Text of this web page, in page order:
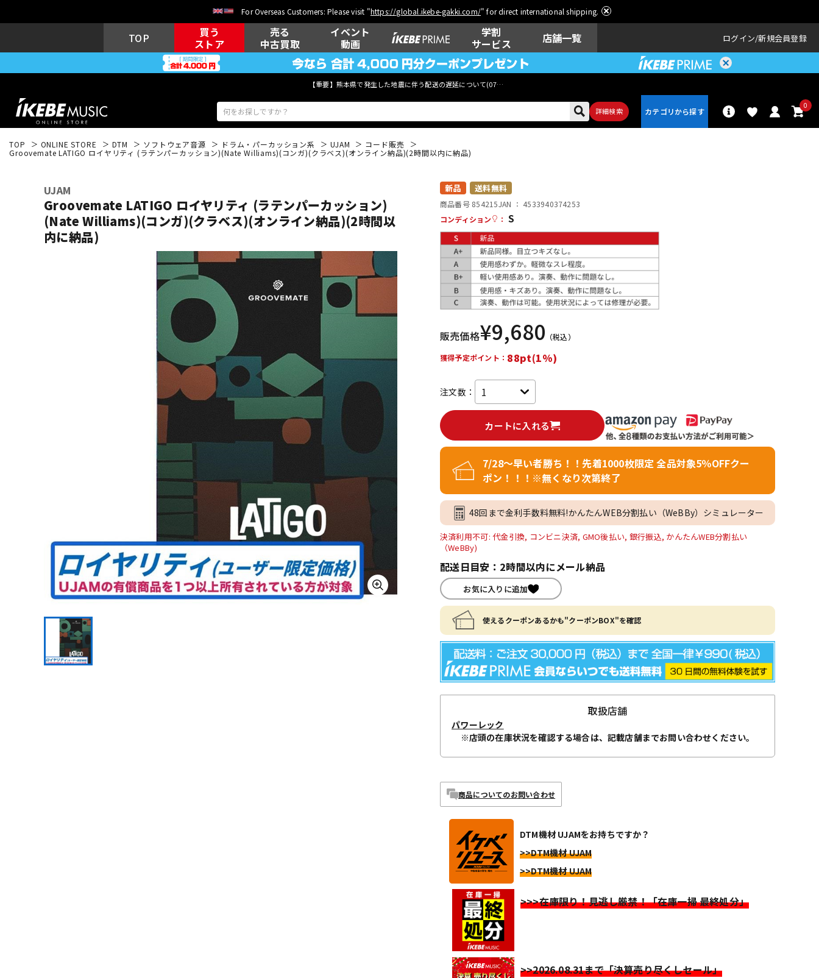
For Overseas Customers: Please visit "https://global.ikebe-gakki.com/" for direct international shipping.
TOP
買う
ストア
売る
中古買取
イベント
動画
学割
サービス
店舗一覧 ログイン 新規会員登録
【重要】熊本県で発生した地震に伴う配送の遅延について(07月29日
詳細検索
0
キーボード 電子ピアノ 管楽器 その他楽器 アンプ
DTM DTM オンラ
イン納品
レコーディン
グ機器
配信/ライブ
機器
ヴィンテージ
TOP ONLINE STORE DTM ソフトウェア音源 ドラム・パーカッション系 UJAM
コード販売
Groovemate LATIGO ロイヤリティ (ラテンパーカッション)(Nate Williams)(コンガ)(クラベス)(オンライン納品)(2時間以内に納品)
UJAM
Groovemate LATIGO ロイヤリティ (ラテンパーカッション)
(Nate Williams)(コンガ)(クラベス)(オンライン納品)(2時間以
内に納品)
新品 送料無料
商品番号 854215JAN ： 4533940374253
コンディション
： S
販売価格¥9,680 （税込）
獲得予定ポイント： 88pt(1%)
注文数：
カートに入れる
7/28～早い者勝ち！！先着1000枚限定 全品対象5％OFFクー
ポン！！！※無くなり次第終了
48回まで金利手数料無料!かんたんWEB分割払い（WeBBy）シミュレーター
決済利用不可: 代金引換, コンビニ決済, GMO後払い, 銀行振込, かんたんWEB分割払い
（WeBBy)
配送日目安：2時間以内にメール納品
お気に入りに追加
使えるクーポンあるかも"クーポンBOX"を確認
取扱店舗
パワーレック
※店頭の在庫状況を確認する場合は、記載店舗までお問い合わせください。
商品についてのお問い合わせ
DTM機材 UJAMをお持ちですか？
>>DTM機材 UJAM
>>DTM機材 UJAM
>>>在庫限り！見逃し厳禁！「在庫一掃 最終処分」
>>2026.08.31まで「決算売り尽くしセール」